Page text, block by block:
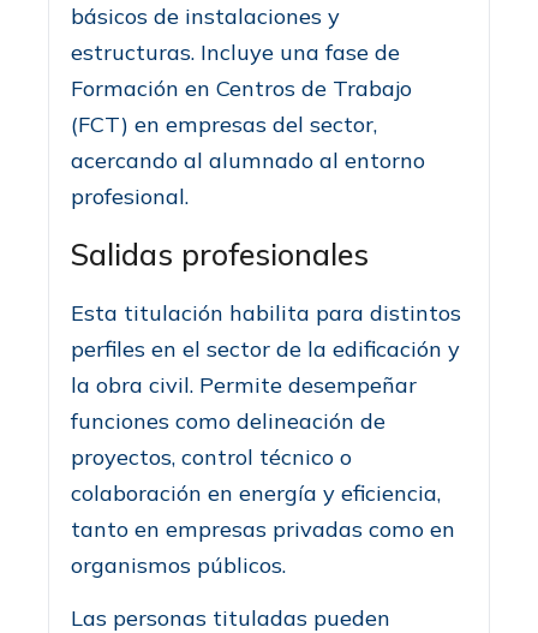
básicos de instalaciones y
estructuras. Incluye una fase de
Formación en Centros de Trabajo
(FCT) en empresas del sector,
acercando al alumnado al entorno
profesional.
Salidas profesionales
Esta titulación habilita para distintos
perfiles en el sector de la edificación y
la obra civil. Permite desempeñar
funciones como delineación de
proyectos, control técnico o
colaboración en energía y eficiencia,
tanto en empresas privadas como en
organismos públicos.
Las personas tituladas pueden